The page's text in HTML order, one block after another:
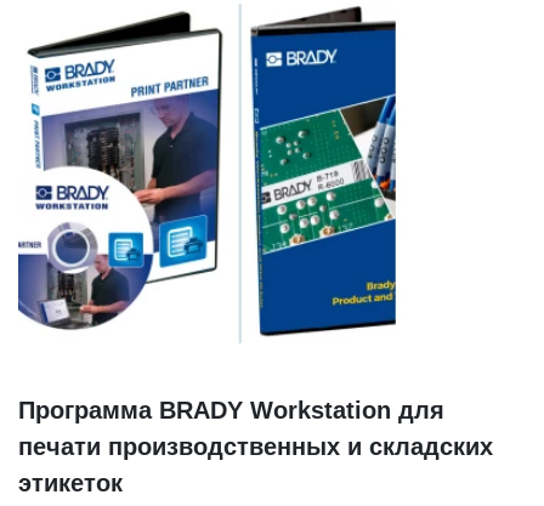
Программа BRADY Workstation для
печати производственных и складских
этикеток